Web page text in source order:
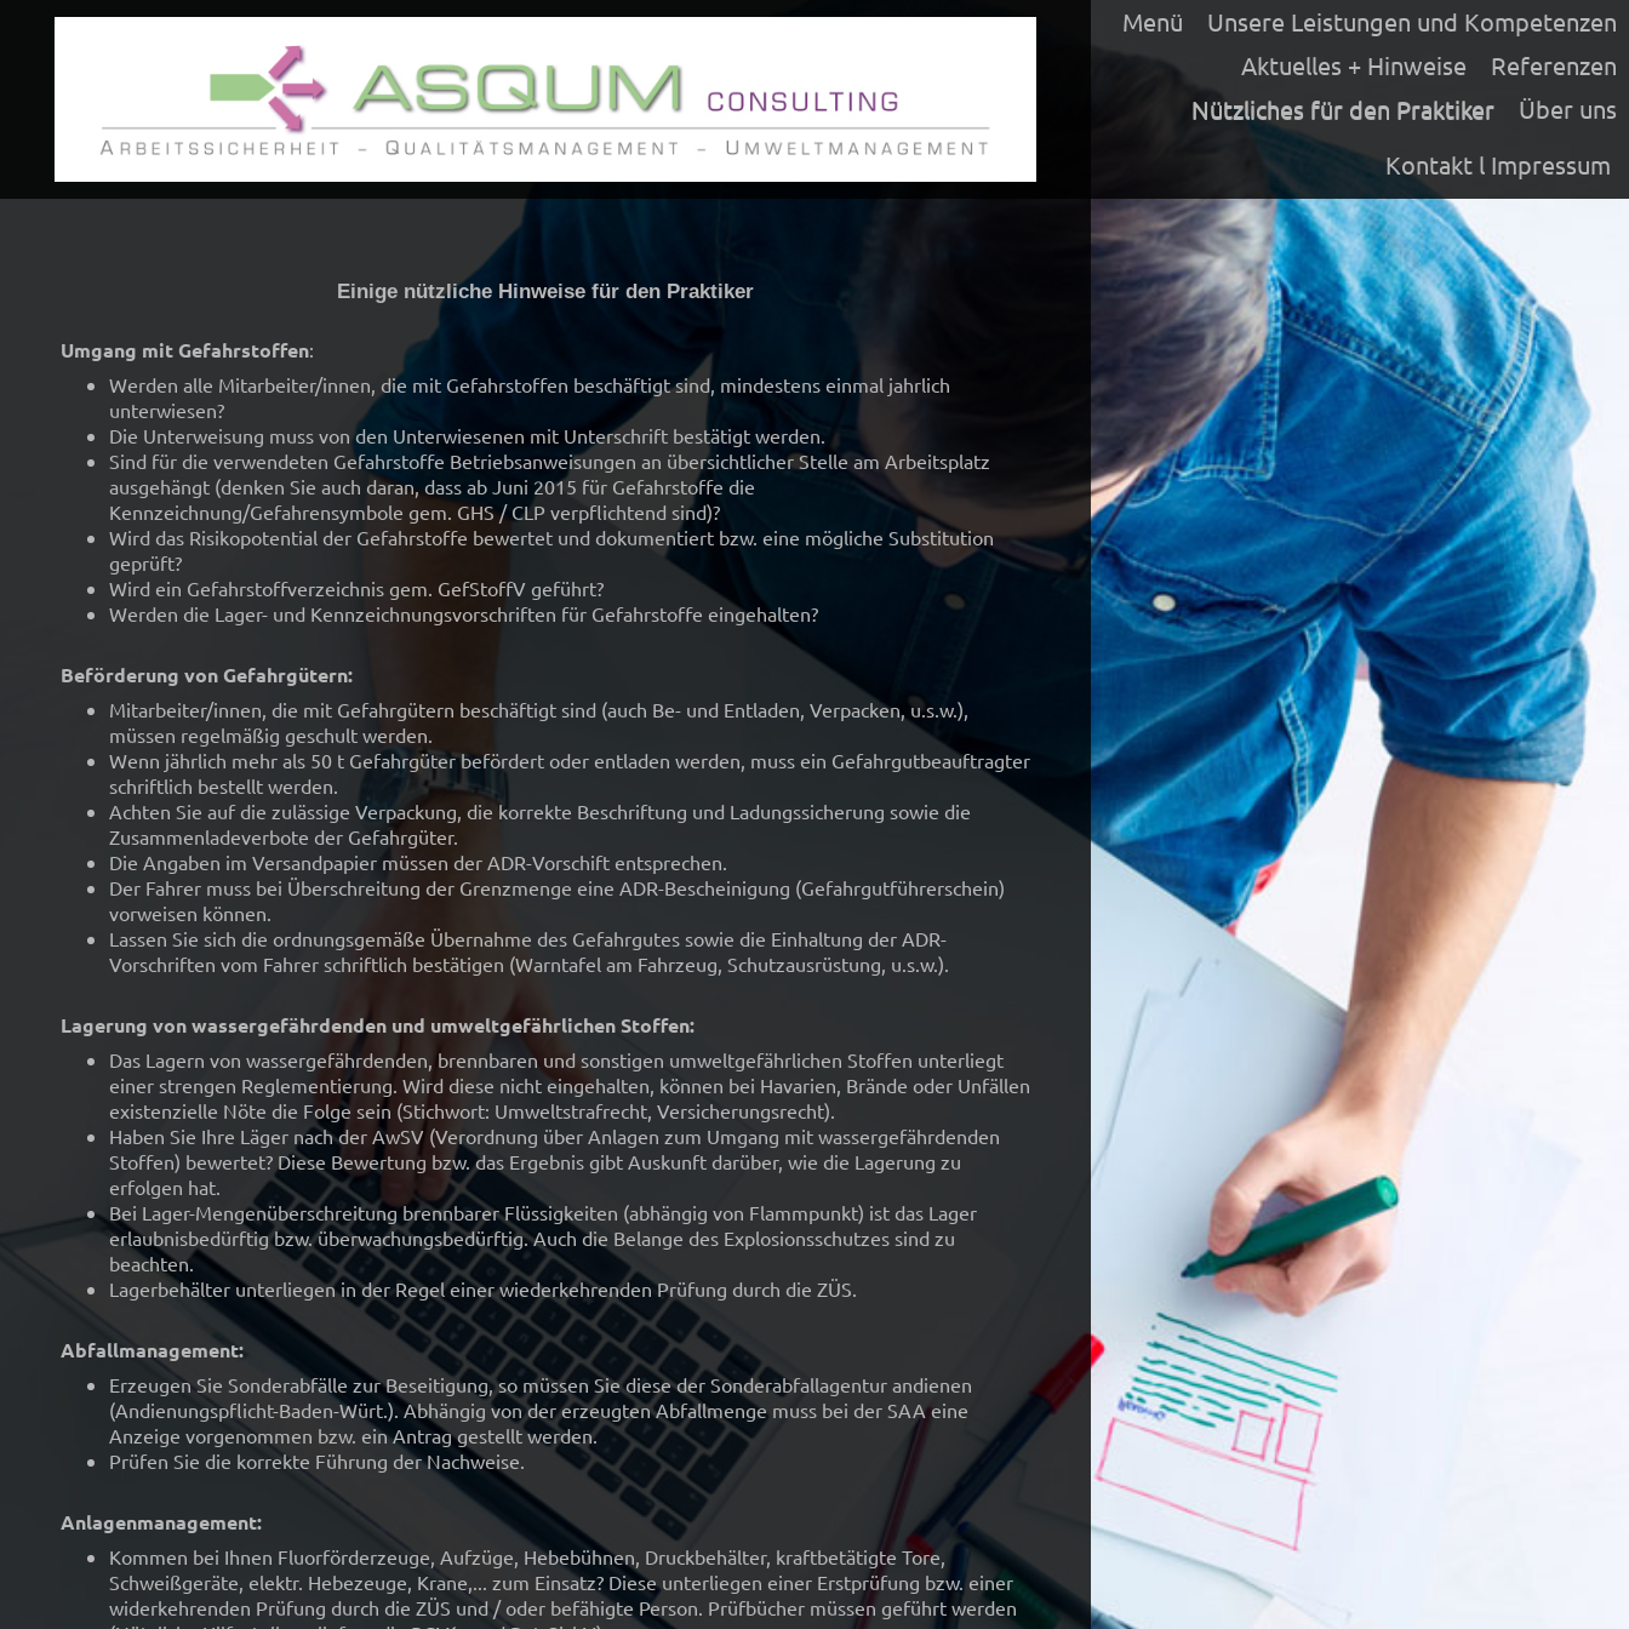
Menü
Unsere Leistungen und Kompetenzen
Aktuelles + Hinweise
Referenzen
Nützliches für den Praktiker
Über uns
Kontakt l Impressum
Einige nützliche Hinweise für den Praktiker
Umgang mit Gefahrstoffen:
Werden alle Mitarbeiter/innen, die mit Gefahrstoffen beschäftigt sind, mindestens einmal jahrlich
unterwiesen?
Die Unterweisung muss von den Unterwiesenen mit Unterschrift bestätigt werden.
Sind für die verwendeten Gefahrstoffe Betriebsanweisungen an übersichtlicher Stelle am Arbeitsplatz
ausgehängt (denken Sie auch daran, dass ab Juni 2015 für Gefahrstoffe die
Kennzeichnung/Gefahrensymbole gem. GHS / CLP verpflichtend sind)?
Wird das Risikopotential der Gefahrstoffe bewertet und dokumentiert bzw. eine mögliche Substitution
geprüft?
Wird ein Gefahrstoffverzeichnis gem. GefStoffV geführt?
Werden die Lager- und Kennzeichnungsvorschriften für Gefahrstoffe eingehalten?
Beförderung von Gefahrgütern:
Mitarbeiter/innen, die mit Gefahrgütern beschäftigt sind (auch Be- und Entladen, Verpacken, u.s.w.),
müssen regelmäßig geschult werden.
Wenn jährlich mehr als 50 t Gefahrgüter befördert oder entladen werden, muss ein Gefahrgutbeauftragter
schriftlich bestellt werden.
Achten Sie auf die zulässige Verpackung, die korrekte Beschriftung und Ladungssicherung sowie die
Zusammenladeverbote der Gefahrgüter.
Die Angaben im Versandpapier müssen der ADR-Vorschift entsprechen.
Der Fahrer muss bei Überschreitung der Grenzmenge eine ADR-Bescheinigung (Gefahrgutführerschein)
vorweisen können.
Lassen Sie sich die ordnungsgemäße Übernahme des Gefahrgutes sowie die Einhaltung der ADR-
Vorschriften vom Fahrer schriftlich bestätigen (Warntafel am Fahrzeug, Schutzausrüstung, u.s.w.).
Lagerung von wassergefährdenden und umweltgefährlichen Stoffen:
Das Lagern von wassergefährdenden, brennbaren und sonstigen umweltgefährlichen Stoffen unterliegt
einer strengen Reglementierung. Wird diese nicht eingehalten, können bei Havarien, Brände oder Unfällen
existenzielle Nöte die Folge sein (Stichwort: Umweltstrafrecht, Versicherungsrecht).
Haben Sie Ihre Läger nach der AwSV (Verordnung über Anlagen zum Umgang mit wassergefährdenden
Stoffen) bewertet? Diese Bewertung bzw. das Ergebnis gibt Auskunft darüber, wie die Lagerung zu
erfolgen hat.
Bei Lager-Mengenüberschreitung brennbarer Flüssigkeiten (abhängig von Flammpunkt) ist das Lager
erlaubnisbedürftig bzw. überwachungsbedürftig. Auch die Belange des Explosionsschutzes sind zu
beachten.
Lagerbehälter unterliegen in der Regel einer wiederkehrenden Prüfung durch die ZÜS.
Abfallmanagement:
Erzeugen Sie Sonderabfälle zur Beseitigung, so müssen Sie diese der Sonderabfallagentur andienen
(Andienungspflicht-Baden-Würt.). Abhängig von der erzeugten Abfallmenge muss bei der SAA eine
Anzeige vorgenommen bzw. ein Antrag gestellt werden.
Prüfen Sie die korrekte Führung der Nachweise.
Anlagenmanagement:
Kommen bei Ihnen Fluorförderzeuge, Aufzüge, Hebebühnen, Druckbehälter, kraftbetätigte Tore,
Schweißgeräte, elektr. Hebezeuge, Krane,... zum Einsatz? Diese unterliegen einer Erstprüfung bzw. einer
widerkehrenden Prüfung durch die ZÜS und / oder befähigte Person. Prüfbücher müssen geführt werden